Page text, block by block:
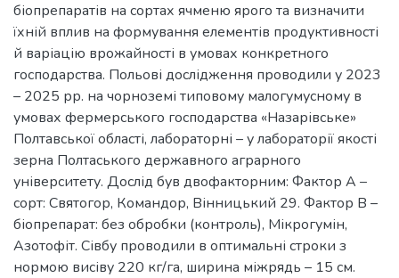
біопрепаратів на сортах ячменю ярого та визначити
їхній вплив на формування елементів продуктивності
й варіацію врожайності в умовах конкретного
господарства. Польові дослідження проводили у 2023
– 2025 рр. на чорноземі типовому малогумусному в
умовах фермерського господарства «Назарівське»
Полтавської області, лабораторні – у лабораторії якості
зерна Полтаського державного аграрного
університету. Дослід був двофакторним: Фактор А –
сорт: Святогор, Командор, Вінницький 29. Фактор В –
біопрепарат: без обробки (контроль), Мікрогумін,
Азотофіт. Сівбу проводили в оптимальні строки з
нормою висіву 220 кг/га, ширина міжрядь – 15 см.